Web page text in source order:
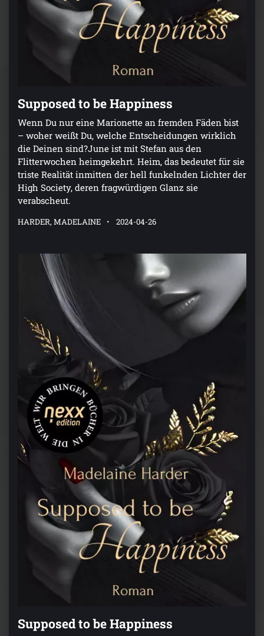
Supposed to be Happiness
Wenn Du nur eine Marionette an fremden Fäden bist
– woher weißt Du, welche Entscheidungen wirklich
die Deinen sind?June ist mit Stefan aus den
Flitterwochen heimgekehrt. Heim, das bedeutet für sie
triste Realität inmitten der hell funkelnden Lichter der
High Society, deren fragwürdigen Glanz sie
verabscheut.
HARDER, MADELAINE 2024-04-26
Supposed to be Happiness